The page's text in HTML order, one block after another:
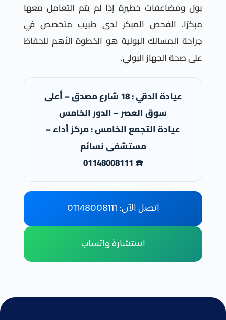
بول ومضاعفات خطيرة إذا لم يتم التعامل معها
مبكرًا. الفحص المبكر لدى طبيب متخصص في
جراحة المسالك البولية هو الخطوة الأهم للحفاظ
على صحة الجهاز البولي.
عيادة الدقي : 18 شارع مصدق – أعلى
سوق العصر – الدور الخامس
عيادة التجمع الخامس : مركز أداء –
مستشفى نسائم
☎️ 01148008111
اتصل الآن: 01148008111
استشارة واتساب